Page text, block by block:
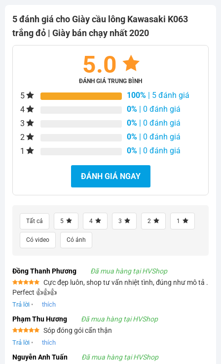
5 đánh giá choGiày cầu lông Kawasaki K063
trắng đỏ | Giày bán chạy nhất 2020
5.0
ĐÁNH GIÁ TRUNG BÌNH
5 100% | 5 đánh giá
4
0% | 0 đánh giá
3
0% | 0 đánh giá
2
0% | 0 đánh giá
1
0% | 0 đánh giá
ĐÁNH GIÁ NGAY
Tất cả 5 4 3 2 1
Có video Có ảnh
Đồng Thanh Phương Đã mua hàng tại HVShop
Được xếp
hạng55
sao
Cực đẹp luôn, shop tư vấn nhiệt tình, đúng như mô tả .
Perfect 👍👍👍
Trả lời • thích
Phạm Thu Hương Đã mua hàng tại HVShop
Được xếp
hạng55
Sóp đóng gói cẩn thận
Trả lời • thích
Nguyễn Anh Tuấn Đã mua hàng tại HVShop